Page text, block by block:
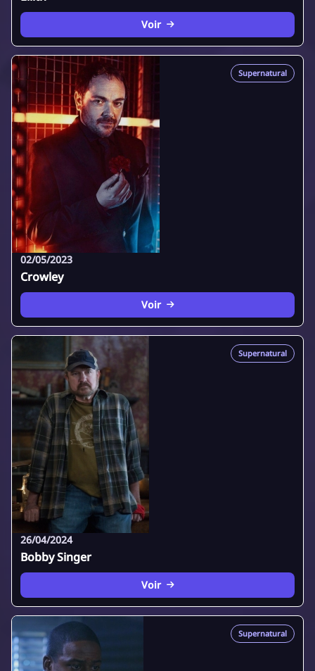
Voir
Supernatural
02/05/2023
Crowley
Voir
Supernatural
26/04/2024
Bobby Singer
Voir
Supernatural